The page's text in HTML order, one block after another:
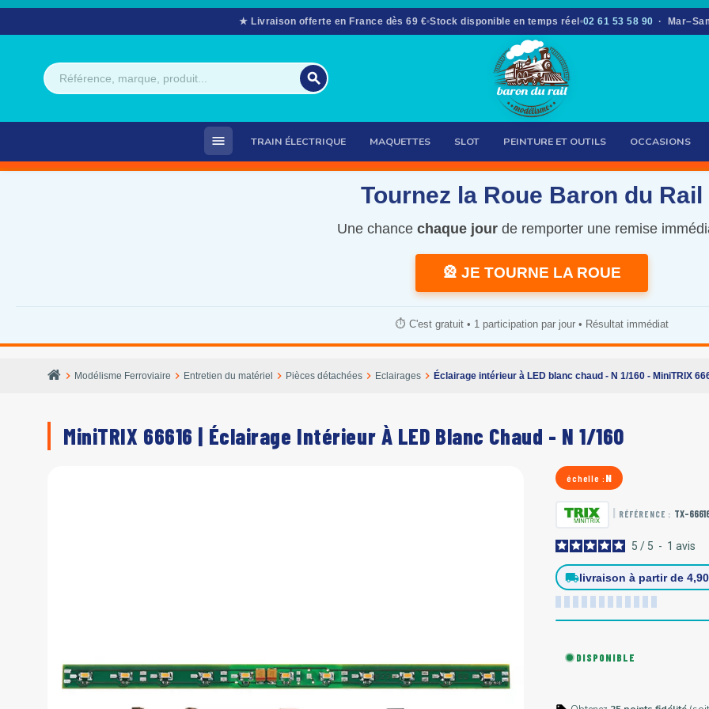
★ Livraison offerte en France dès 69 € Stock disponible en temps réel 02 61 53 58 90 ·
search
menu TRAIN ÉLECTRIQUE MAQUETTES SLOT PEINTURE ET OUTILS OCCASIONS
Tournez la Roue Baron du Rail
Une chance chaque jourde remporter une remise
🎡 JE TOURNE LA ROUE
⏱️ C'est gratuit • 1 participation par jour • Résultat immédiat
chevron_right Modélisme Ferroviaire chevron_right Entretien du matériel chevron_right Pièces détachées chevron_right Eclairages chevron_right Éclairage intérieur à LED blanc chaud - N 1/160 - MiniTRIX
MiniTRIX 66616 | Éclairage Intérieur À LED Blanc Chaud - N 1/160
échelle : N
| RÉFÉRENCE : TX-
5 / 5 - 1 avis
local_shippinglivraison à partir de
DISPONIBLE